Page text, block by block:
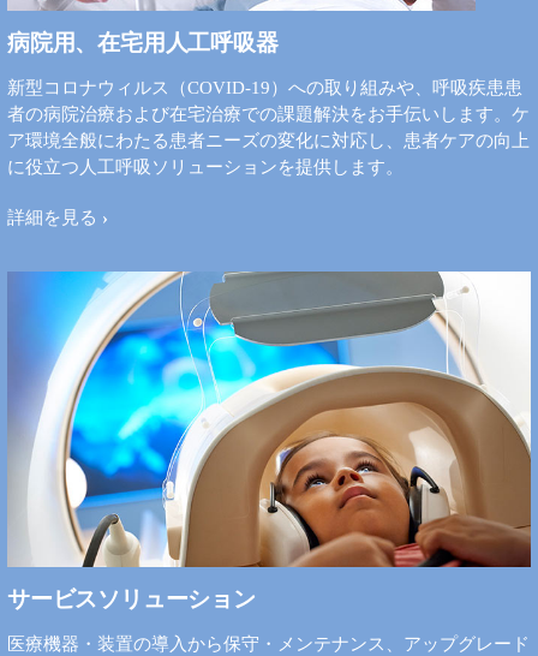
病院用、在宅用人工呼吸器
新型コロナウィルス（COVID-19）への取り組みや、呼吸疾患患
者の病院治療および在宅治療での課題解決をお手伝いします。ケ
ア環境全般にわたる患者ニーズの変化に対応し、患者ケアの向上
に役立つ人工呼吸ソリューションを提供します。
詳細を見る
サービスソリューション
医療機器・装置の導入から保守・メンテナンス、アップグレード